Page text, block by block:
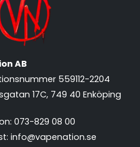
AB
559112-2204
17C, 749 40 Enköping
073-829 08 00
info@vapenation.se